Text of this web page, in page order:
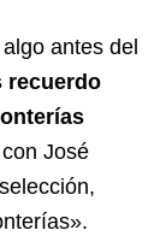
antes del
recuerdo
José